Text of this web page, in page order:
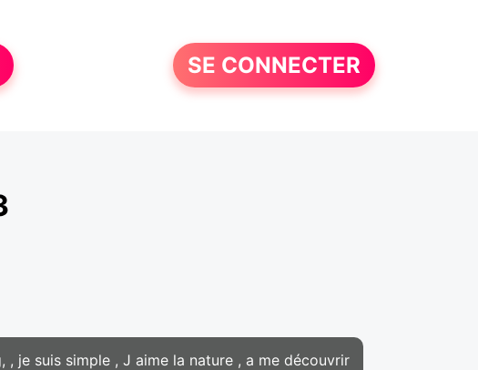
SE CONNECTER
je suis simple , J aime la nature , a me découvrir